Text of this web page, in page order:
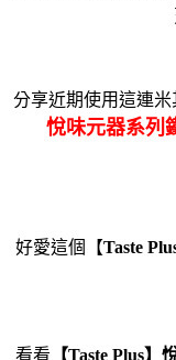
分享近期使用這連米
悅味元器系列
好愛這個【Taste
看看 【Taste Plus】